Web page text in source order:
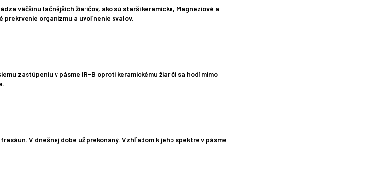
väčšinu lačnějších žiaričov, ako sú starší keramické, Magneziové a
prekrvenie organizmu a uvoľnenie svalov.
zastúpeniu v pásme IR-B oproti keramickému žiariči sa hodí mimo
V dnešnej dobe už prekonaný. Vzhľadom k jeho spektre v pásme